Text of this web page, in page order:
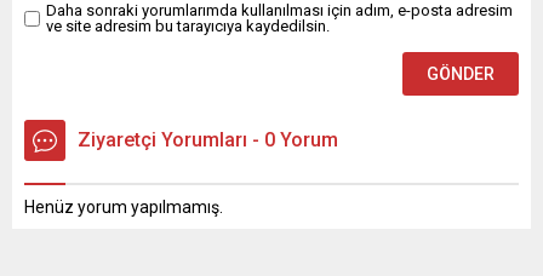
Daha sonraki yorumlarımda kullanılması için adım, e-posta adresim
ve site adresim bu tarayıcıya kaydedilsin.
Ziyaretçi Yorumları - 0 Yorum
Henüz yorum yapılmamış.